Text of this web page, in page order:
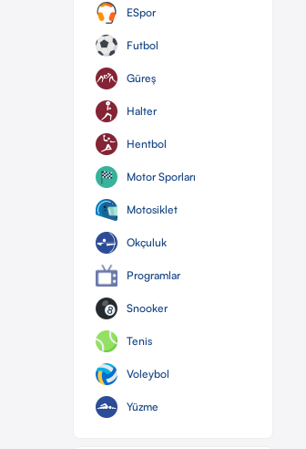
ESpor
Futbol
Güreş
Halter
Hentbol
Motor Sporları
Motosiklet
Okçuluk
Programlar
Snooker
Tenis
Voleybol
Yüzme